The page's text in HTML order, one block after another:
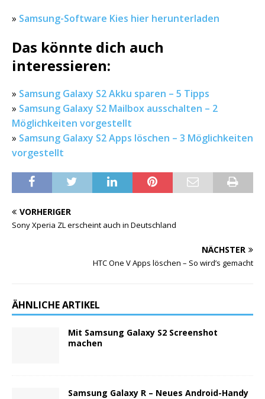
» Samsung-Software Kies hier herunterladen
Das könnte dich auch
interessieren:
» Samsung Galaxy S2 Akku sparen – 5 Tipps
» Samsung Galaxy S2 Mailbox ausschalten – 2
Möglichkeiten vorgestellt
» Samsung Galaxy S2 Apps löschen – 3 Möglichkeiten
vorgestellt
VORHERIGER
Sony Xperia ZL erscheint auch in Deutschland
NÄCHSTER
HTC One V Apps löschen – So wird’s gemacht
ÄHNLICHE ARTIKEL
Mit Samsung Galaxy S2 Screenshot
machen
Samsung Galaxy R – Neues Android-Handy